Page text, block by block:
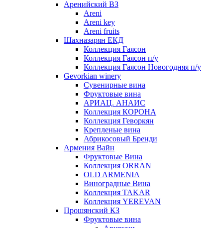
Аренийский ВЗ
Areni
Areni key
Areni fruits
Шахназарян ЕКД
Коллекция Гаясон
Коллекция Гаясон п/у
Коллекция Гаясон Новогодняя п/у
Gevorkian winery
Сувенирные вина
Фруктовые вина
АРИАЦ. АНАИС
Коллекция КОРОНА
Коллекция Геворкян
Крепленые вина
Абрикосовый Бренди
Армения Вайн
Фруктовые Вина
Коллекция ORRAN
OLD ARMENIA
Виноградные Вина
Коллекция TAKAR
Коллекция YEREVAN
Прошянский КЗ
Фруктовые вина